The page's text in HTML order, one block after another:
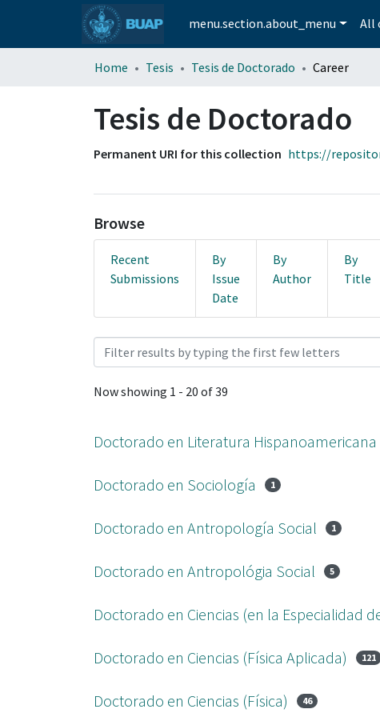
menu.section.about_menu All
Home Tesis Tesis de Doctorado Career
Tesis de Doctorado
Permanent URI for this collection https://
Browse
Recent
Submissions
By
Issue
Date
By
Author
By
Title
Browsing Tesis de Doctorado
Now showing 1 - 20 of 39
Doctorado en Literatura Hispanoamericana
Doctorado en Sociología 1
Doctorado en Antropología Social 1
Doctorado en Antropológia Social 5
Doctorado en Ciencias (en la Especialidad
Doctorado en Ciencias (Física Aplicada) 121
Doctorado en Ciencias (Física) 46